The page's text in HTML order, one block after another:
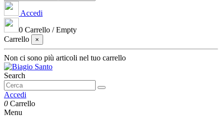
Accedi
0 Carrello /Empty
Carrello
×
Non ci sono più articoli nel tuo carrello
Search
Accedi
0 Carrello
Menu